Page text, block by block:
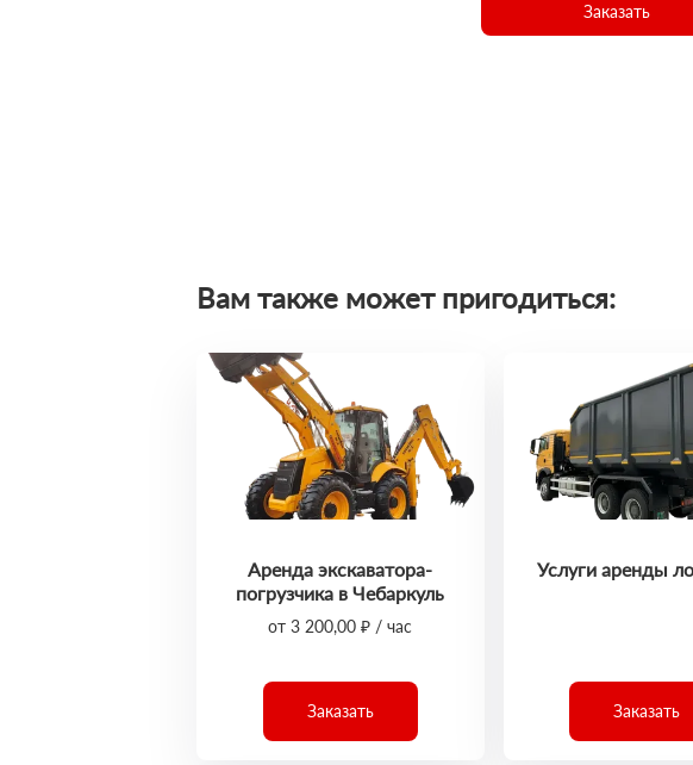
Заказать
Вам также может пригодиться:
Аренда экскаватора-
погрузчика в Чебаркуль
от 3 200,00 ₽ / час
Заказать
Услуги аренды
Заказать